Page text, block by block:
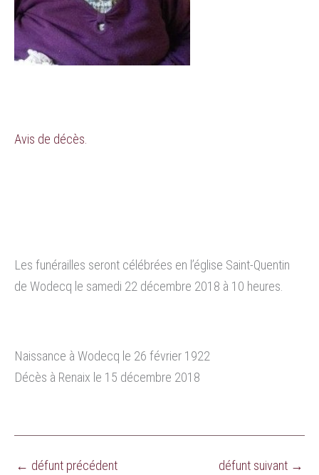
Avis de décès.
Les funérailles seront célébrées en l’église Saint-Quentin
de Wodecq le samedi 22 décembre 2018 à 10 heures.
Naissance à Wodecq le 26 février 1922
Décès à Renaix le 15 décembre 2018
← défunt précédent défunt suivant →